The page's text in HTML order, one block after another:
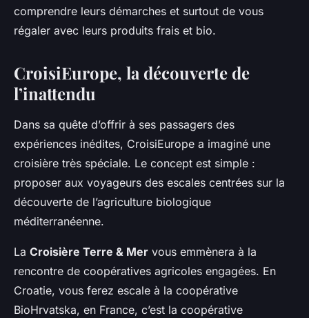
comprendre leurs démarches et surtout de vous
régaler avec leurs produits frais et bio.
CroisiEurope, la découverte de
l’inattendu
Dans sa quête d’offrir à ses passagers des
expériences inédites, CroisiEurope a imaginé une
croisière très spéciale. Le concept est simple :
proposer aux voyageurs des escales centrées sur la
découverte de l’agriculture biologique
méditerranéenne.
La Croisière Terre & Mer vous emmènera à la
rencontre de coopératives agricoles engagées. En
Croatie, vous ferez escale à la coopérative
BioHrvatska, en France, c’est la coopérative